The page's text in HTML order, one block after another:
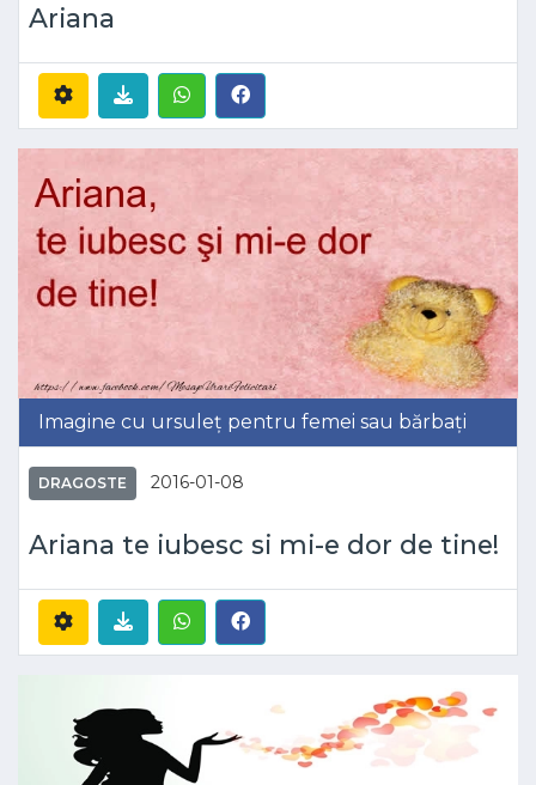
Ariana
Imagine cu ursuleț pentru femei sau bărbați
DRAGOSTE 2016-01-08
Ariana te iubesc si mi-e dor de tine!